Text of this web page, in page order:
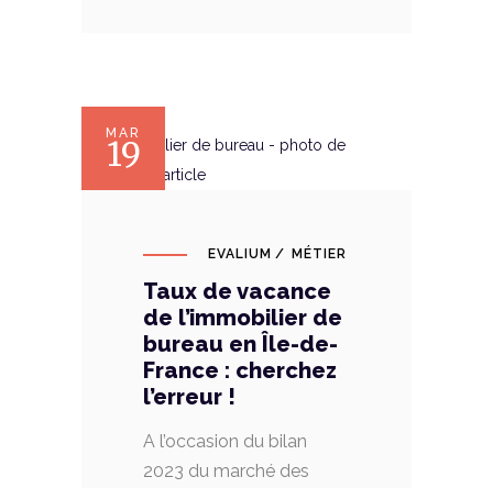
MAR
19
EVALIUM MÉTIER
Taux de vacance
de l’immobilier de
bureau en Île-de-
France : cherchez
l’erreur !
A l’occasion du bilan
2023 du marché des